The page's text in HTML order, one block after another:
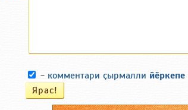
- комментари ҫырмалли йӗркепе